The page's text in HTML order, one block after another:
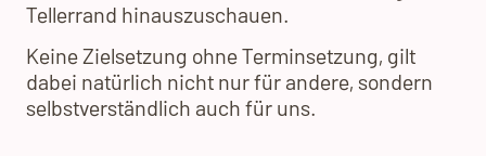
Tellerrand hinauszuschauen.
Keine Zielsetzung ohne Terminsetzung, gilt
dabei natürlich nicht nur für andere, sondern
selbstverständlich auch für uns.